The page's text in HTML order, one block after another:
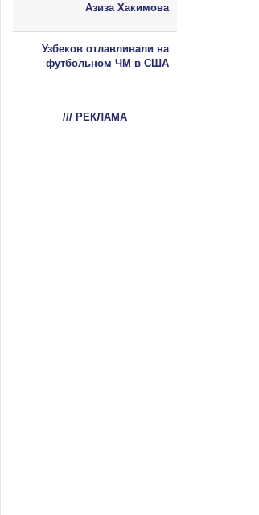
Азиза Хакимова
Узбеков отлавливали на
футбольном ЧМ в США
/// РЕКЛАМА